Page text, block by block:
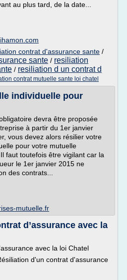
au plus tard, de la date...
contrat d'assurance sante /
sante / resiliation
/ resiliation d un contrat d
contrat mutuelle sante loi chatel
individuelle pour
devra être proposée
à partir du 1er janvier
vous devez alors résilier votre
pour votre mutuelle
faut toutefois être vigilant car la
le 1er janvier 2015 ne
des contrats...
mutuelle.fr
d’assurance avec la
avec la loi Chatel
d'un contrat d'assurance